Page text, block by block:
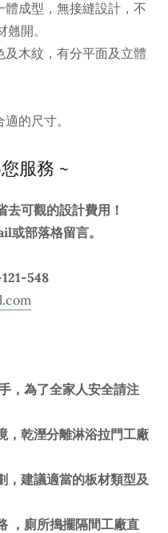
成型，無接縫設計，不
開。
木紋，有分平面及立體
的尺寸。
服務 ~
可觀的設計費用！
部落格留言。
548
，為了全家人安全請注
，乾溼分離淋浴拉門工廠
，建議適當的板材類型及
，廁所搗擺隔間工廠直